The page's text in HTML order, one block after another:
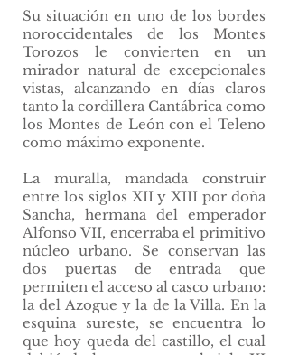
Su situación en uno de los bordes
noroccidentales de los Montes
Torozos le convierten en un
mirador natural de excepcionales
vistas, alcanzando en días claros
tanto la cordillera Cantábrica como
los Montes de León con el Teleno
como máximo exponente.
La muralla, mandada construir
entre los siglos XII y XIII por doña
Sancha, hermana del emperador
Alfonso VII, encerraba el primitivo
núcleo urbano. Se conservan las
dos puertas de entrada que
permiten el acceso al casco urbano:
la del Azogue y la de la Villa. En la
esquina sureste, se encuentra lo
que hoy queda del castillo, el cual